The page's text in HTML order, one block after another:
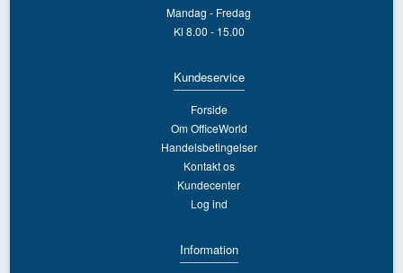
Mandag - Fredag
Kl 8.00 - 15.00
Kundeservice
Forside
Om OfficeWorld
Handelsbetingelser
Kontakt os
Kundecenter
Log ind
Information